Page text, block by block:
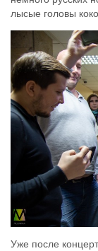
лысые головы
Уже после